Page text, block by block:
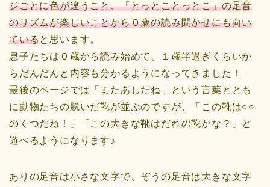
ジごとに色が違うこと、「とっとことっとこ」の足音
のリズムが楽しいことから０歳の読み聞かせにも向い
ていると思います。
息子たちは０歳から読み始めて、１歳半過ぎくらいか
らだんだんと内容も分かるようになってきました！
最後のページでは「またあしたね」という言葉ととも
に動物たちの脱いだ靴が並ぶのですが、「この靴は○○
のくつだね！」「この大きな靴はだれの靴かな？」と
遊べるようになります♪
ありの足音は小さな文字で、ぞうの足音は大きな文字